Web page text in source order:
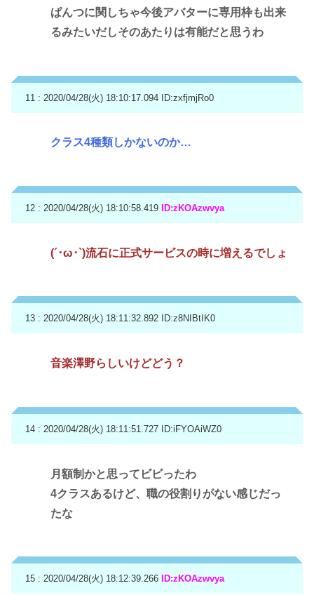
ぱんつに関しちゃ今後アバターに専用枠も出来
るみたいだしそのあたりは有能だと思うわ
11 : 2020/04/28(火) 18:10:17.094 ID:zxfjmjRo0
クラス4種類しかないのか…
12 : 2020/04/28(火) 18:10:58.419 ID:zKOAzwvya
(´･ω･`)流石に正式サービスの時に増えるでしょ
13 : 2020/04/28(火) 18:11:32.892 ID:z8NIBtIK0
音楽澤野らしいけどどう？
14 : 2020/04/28(火) 18:11:51.727 ID:iFYOAiWZ0
月額制かと思ってビビったわ
4クラスあるけど、職の役割りがない感じだっ
たな
15 : 2020/04/28(火) 18:12:39.266 ID:zKOAzwvya